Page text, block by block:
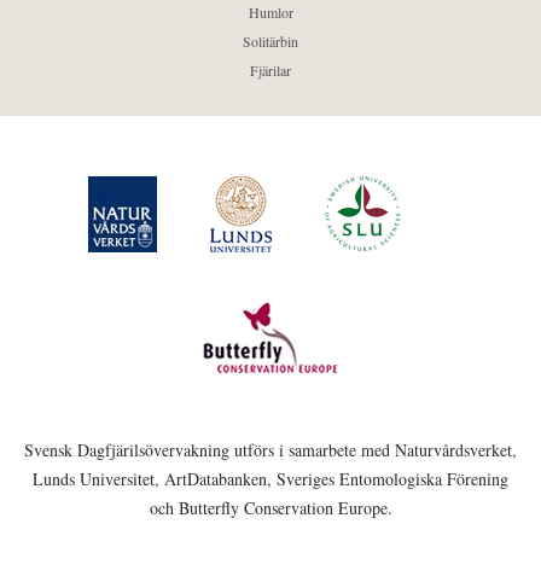
Humlor
Solitärbin
Fjärilar
Svensk Dagfjärilsövervakning utförs i samarbete med Naturvårdsverket,
Lunds Universitet, ArtDatabanken, Sveriges Entomologiska Förening
och Butterfly Conservation Europe.